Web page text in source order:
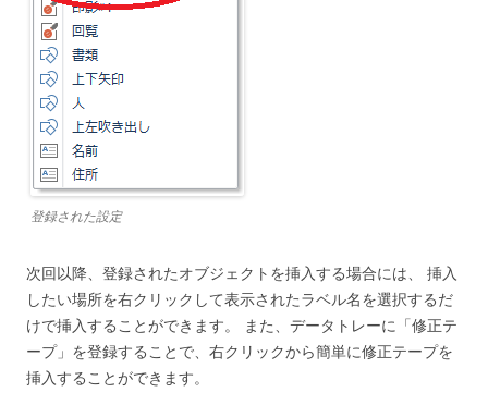
登録された設定
次回以降、登録されたオブジェクトを挿入する場合には、 挿入
したい場所を右クリックして表示されたラベル名を選択するだ
けで挿入することができます。 また、データトレーに「修正テ
ープ」を登録することで、右クリックから簡単に修正テープを
挿入することができます。